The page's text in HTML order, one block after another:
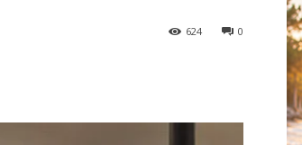
0
624